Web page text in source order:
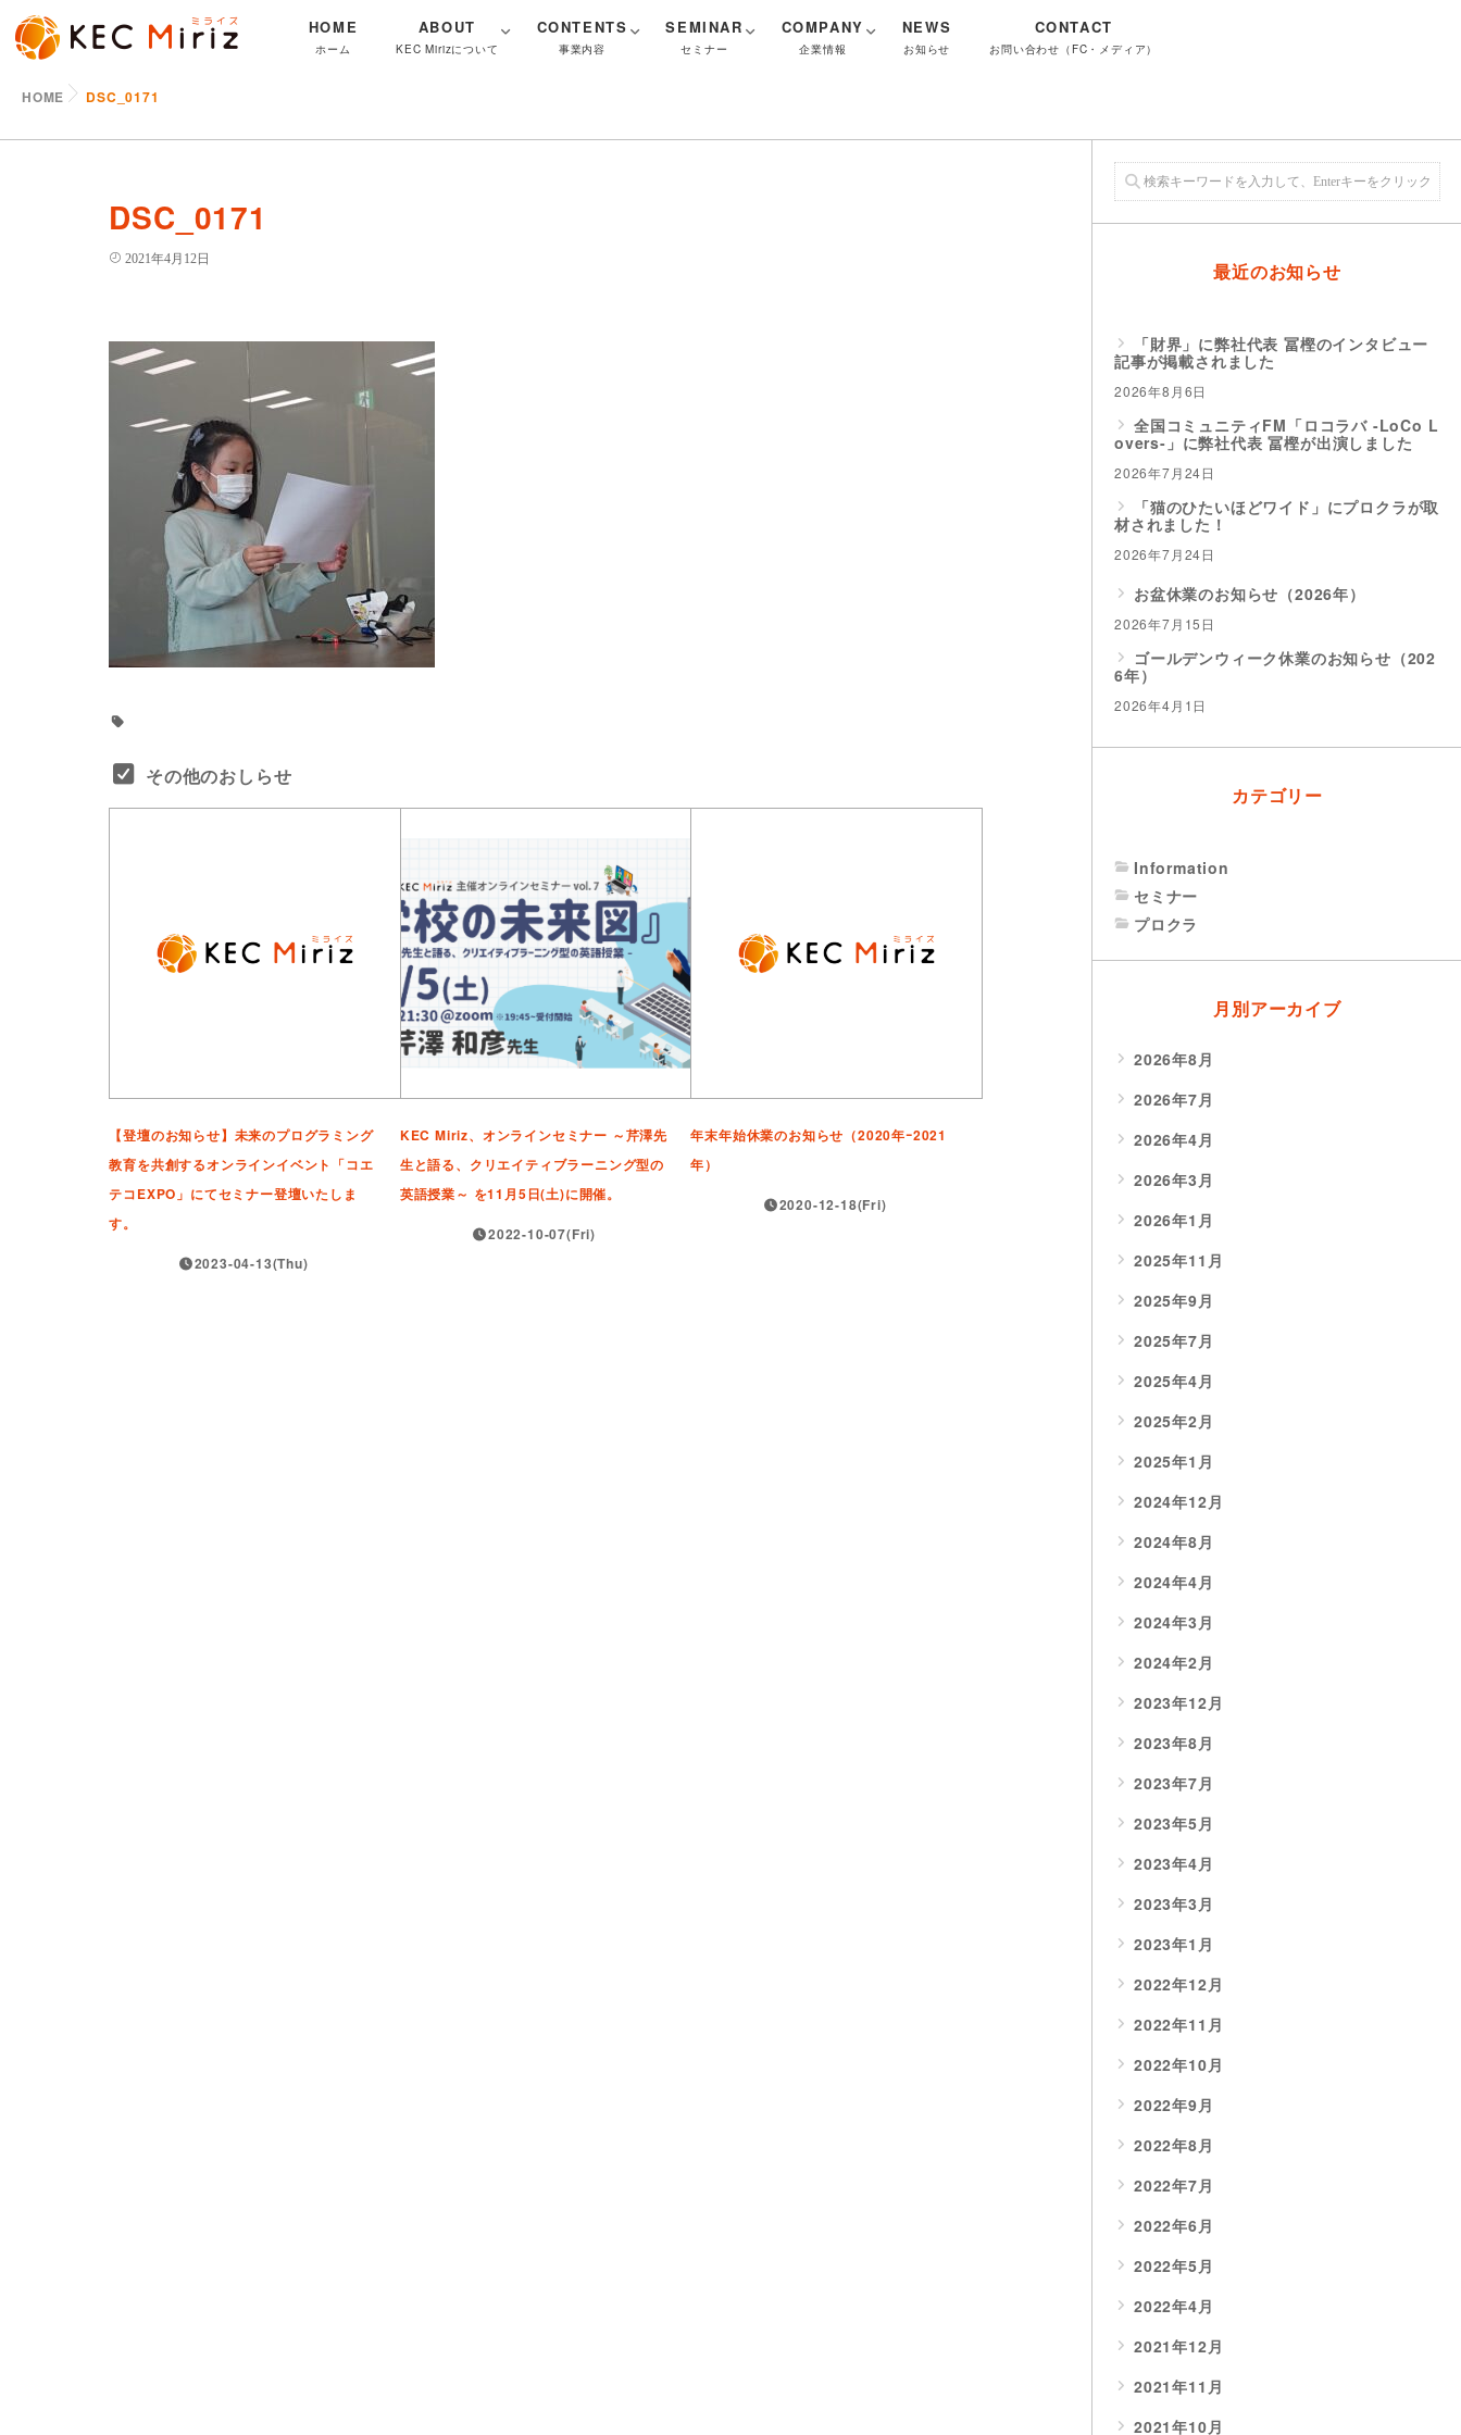
HOME
ホーム
ABOUT
KEC Mirizについて
CONTENTS
事業内容
SEMINAR
セミナー
COMPANY
企業情報
NEWS
お知らせ
CONTACT
お問い合わせ（FC・メディア）
HOME DSC_0171
DSC_0171
2021年4月12日
その他のおしらせ
【登壇のお知らせ】未来のプログラミング
教育を共創するオンラインイベント「コエ
テコEXPO」にてセミナー登壇いたしま
す。
2023-04-13(Thu)
KEC Miriz、オンラインセミナー ～芹澤先
生と語る、クリエイティブラーニング型の
英語授業～ を11月5日(土)に開催。
2022-10-07(Fri)
年末年始休業のお知らせ（2020年ｰ2021
年）
2020-12-18(Fri)
最近のお知らせ
「財界」に弊社代表 冨樫のインタビュー
記事が掲載されました
2026年8月6日
全国コミュニティFM「ロコラバ -LoCo L
overs-」に弊社代表 冨樫が出演しました
2026年7月24日
「猫のひたいほどワイド」にプロクラが取
材されました！
2026年7月24日
お盆休業のお知らせ（2026年）
2026年7月15日
ゴールデンウィーク休業のお知らせ（202
6年）
2026年4月1日
カテゴリー
Information
セミナー
プロクラ
月別アーカイブ
2026年8月
2026年7月
2026年4月
2026年3月
2026年1月
2025年11月
2025年9月
2025年7月
2025年4月
2025年2月
2025年1月
2024年12月
2024年8月
2024年4月
2024年3月
2024年2月
2023年12月
2023年8月
2023年7月
2023年5月
2023年4月
2023年3月
2023年1月
2022年12月
2022年11月
2022年10月
2022年9月
2022年8月
2022年7月
2022年6月
2022年5月
2022年4月
2021年12月
2021年11月
2021年10月